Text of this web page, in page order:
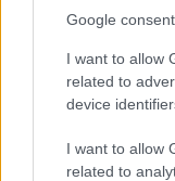
Google
I want to allow
related to
device
I want to allow
related to
Δείτε